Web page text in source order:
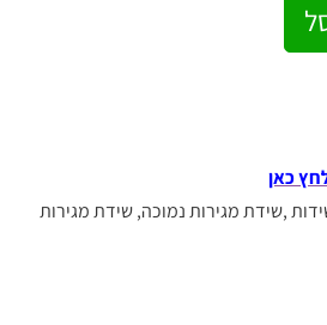
כאן
כולל מיטה זוגית, 2 שידות ,שידת מגירות נמוכה, שידת מגירות